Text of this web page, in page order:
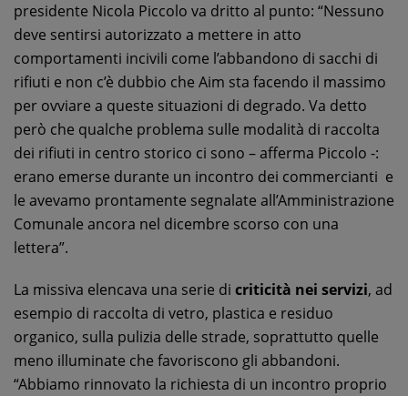
presidente Nicola Piccolo va dritto al punto: “Nessuno
deve sentirsi autorizzato a mettere in atto
comportamenti incivili come l’abbandono di sacchi di
rifiuti e non c’è dubbio che Aim sta facendo il massimo
per ovviare a queste situazioni di degrado. Va detto
però che qualche problema sulle modalità di raccolta
dei rifiuti in centro storico ci sono – afferma Piccolo -:
erano emerse durante un incontro dei commercianti e
le avevamo prontamente segnalate all’Amministrazione
Comunale ancora nel dicembre scorso con una
lettera”.
La missiva elencava una serie di criticità nei servizi, ad
esempio di raccolta di vetro, plastica e residuo
organico, sulla pulizia delle strade, soprattutto quelle
meno illuminate che favoriscono gli abbandoni.
“Abbiamo rinnovato la richiesta di un incontro proprio